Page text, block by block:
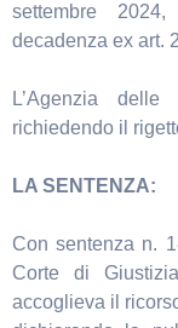
settembre
decadenza ex art.
L’Agenzia
richiedendo il
LA SENTENZA:
Con sentenza n.
Corte di
accoglieva il